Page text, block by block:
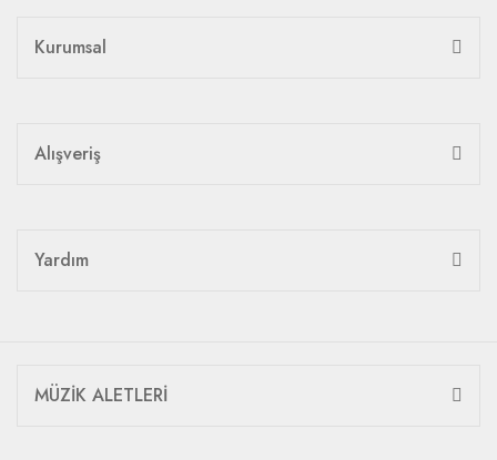
Kurumsal
Alışveriş
Yardım
MÜZİK ALETLERİ